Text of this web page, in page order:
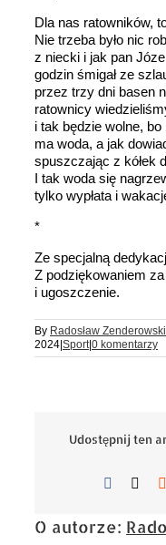
Dla nas ratowników,
Nie trzeba było nic
z niecki i jak pan
godzin śmigał ze
przez trzy dni basen
ratownicy
i tak będzie wolne,
ma woda, a jak
spuszczając z kółek
I tak woda się
tylko wypłata i
*
Ze specjalną
Z podziękowaniem
i ugoszczenie.
By Radosław Zenderowski
2024|Sport|0 komentarzy
Udostępnij ten
Facebook
O autorze: